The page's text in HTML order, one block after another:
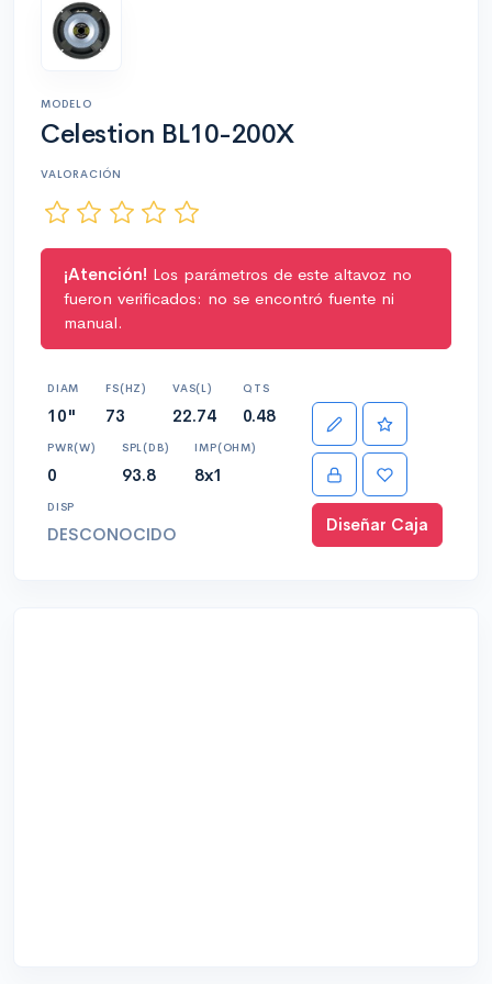
MODELO
Celestion BL10-200X
VALORACIÓN
¡Atención! Los parámetros de este altavoz no
fueron verificados: no se encontró fuente ni
manual.
DIAM
10"
FS(HZ)
73
VAS(L)
22.74
QTS
0.48
PWR(W)
0
SPL(DB)
93.8
IMP(OHM)
8x1
DISP
DESCONOCIDO Diseñar Caja